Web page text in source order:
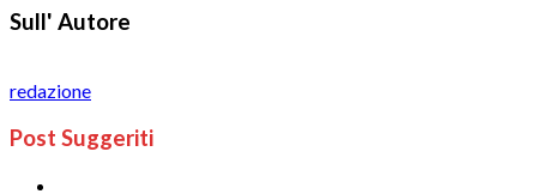
Sull' Autore
redazione
Post Suggeriti